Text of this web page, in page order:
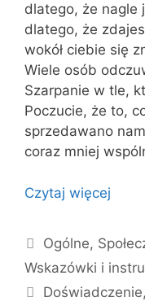
dlatego, że nagle
dlatego, że
wokół ciebie się
Wiele osób
Szarpanie w tle,
Poczucie, że to,
sprzedawano
coraz mniej
Czytaj więcej
Kategorie
Ogólne,
Wskazówki i
Tagi
Doświadczenie,